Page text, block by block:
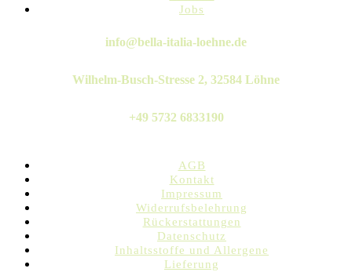
Jobs
Twitter
Instagram
Pinterest
Linkedin
Whatsapp
info@bella-italia-loehne.de
Wilhelm-Busch-Stresse 2, 32584 Löhne
+49 5732 6833190
AGB
Kontakt
Impressum
Widerrufsbelehrung
Rückerstattungen
Datenschutz
Inhaltsstoffe und Allergene
Lieferung